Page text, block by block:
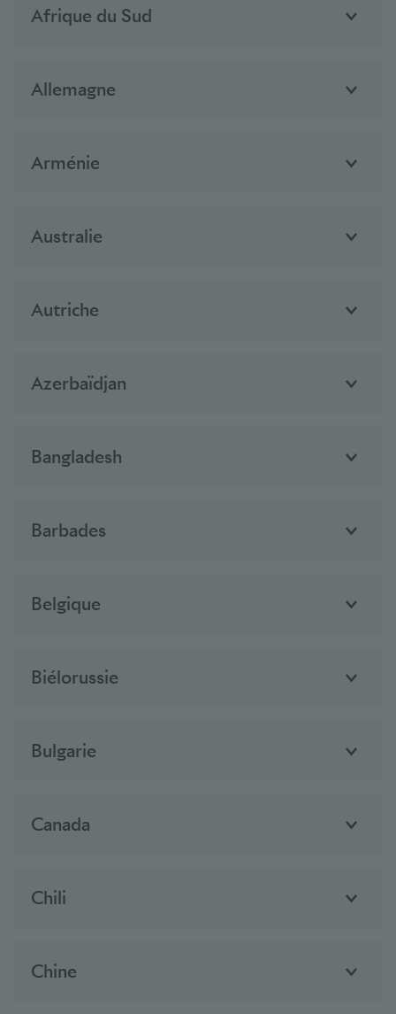
Afrique du Sud
Allemagne
Arménie
Australie
Autriche
Azerbaïdjan
Bangladesh
Barbades
Belgique
Biélorussie
Bulgarie
Canada
Chili
Chine